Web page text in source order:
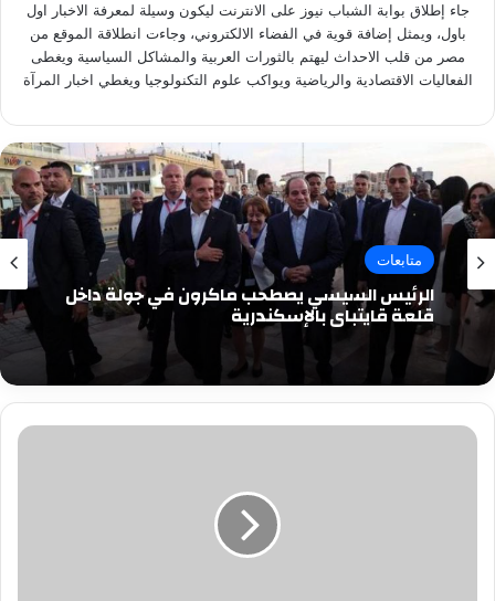
جاء إطلاق بوابة الشباب نيوز على الانترنت ليكون وسيلة لمعرفة الاخبار اول
باول، ويمثل إضافة قوية في الفضاء الالكتروني، وجاءت انطلاقة الموقع من
مصر من قلب الاحداث ليهتم بالثورات العربية والمشاكل السياسية ويغطى
الفعاليات الاقتصادية والرياضية ويواكب علوم التكنولوجيا ويغطي اخبار المرآة
متابعات
الرئيس السيسي يصطحب ماكرون في جولة داخل
قلعة قايتباي بالإسكندرية
بالفيديو|